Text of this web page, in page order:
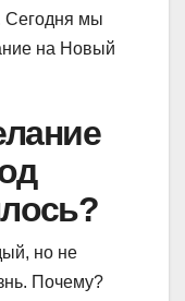
Сегодня мы
на Новый
но не
Почему?